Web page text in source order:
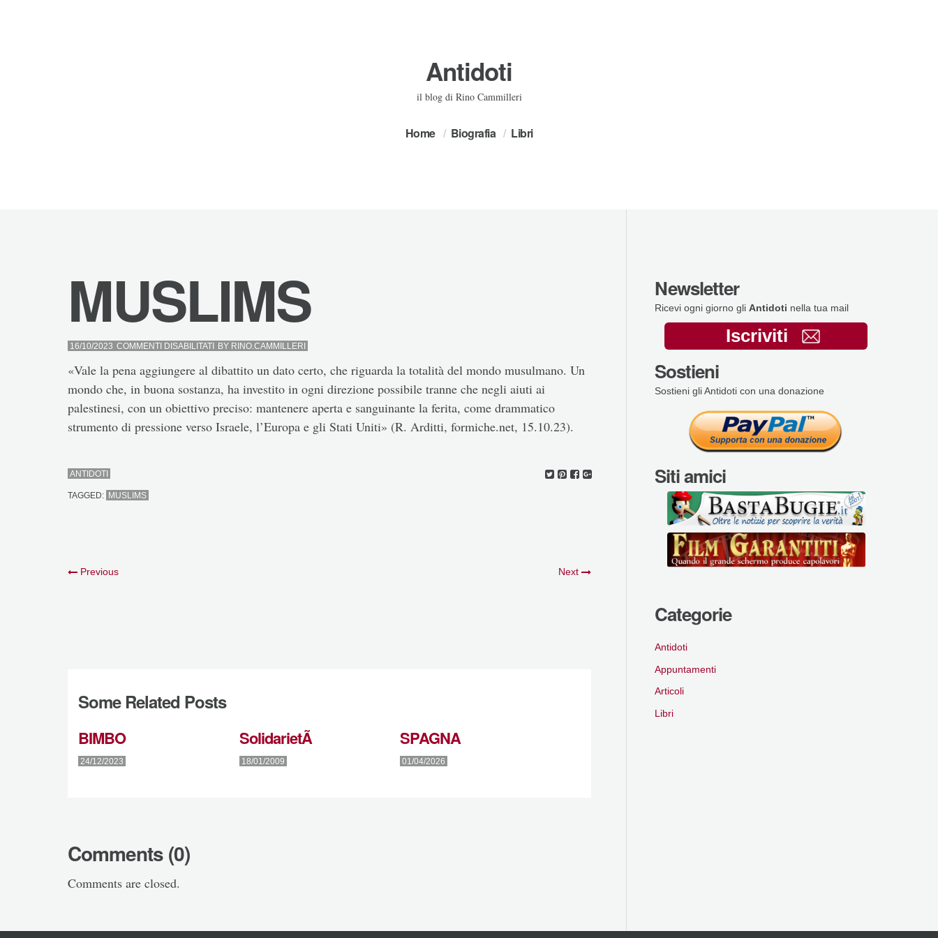
Antidoti
il blog di Rino Cammilleri
Home Biografia Libri
MUSLIMS
16/10/2023 COMMENTI DISABILITATISUBY RINO.CAMMILLERI
«Vale la pena aggiungere al dibattito un dato certo, che riguarda la totalità del mondo musulmano. Un
mondo che, in buona sostanza, ha investito in ogni direzione possibile tranne che negli aiuti ai
palestinesi, con un obiettivo preciso: mantenere aperta e sanguinante la ferita, come drammatico
strumento di pressione verso Israele, l’Europa e gli Stati Uniti» (R. Arditti, formiche.net, 15.10.23).
ANTIDOTI
TAGGED: MUSLIMS
Previous Next
Some Related Posts
BIMBO
24/12/2023
SolidarietÃ
18/01/2009
SPAGNA
01/04/2026
Comments (0)
Comments are closed.
Newsletter
Ricevi ogni giorno gli Antidoti nella tua mail
Iscriviti
Sostieni
Sostieni gli Antidoti con una donazione
Siti amici
Categorie
Antidoti
Appuntamenti
Articoli
Libri